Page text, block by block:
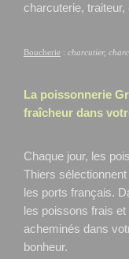
charcuterie, traiteur,
Boucherie : charcutier,
La poissonnerie
fraîcheur dans
Chaque jour, les
Thiers
les ports français.
les poissons frais
acheminés dans
bonheur.